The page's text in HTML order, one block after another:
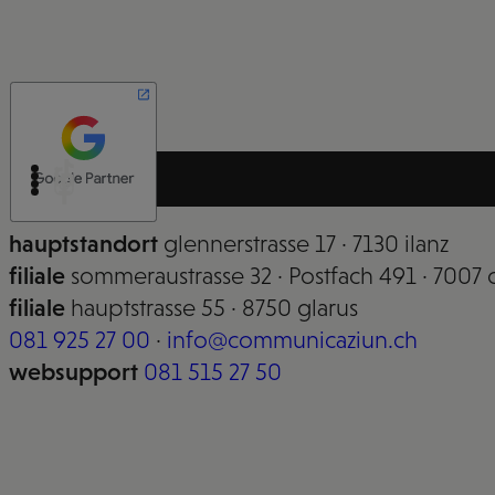
hauptstandort glennerstrasse 17 · 7130 ilanz
filiale sommeraustrasse 32 · Postfach 491 · 7007
filiale hauptstrasse 55 · 8750 glarus
081 925 27 00 · info@communicaziun.ch
websupport 081 515 27 50